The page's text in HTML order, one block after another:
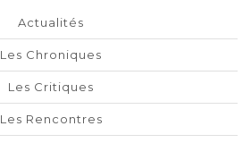
Actualités
Les Chroniques
Les Critiques
Les Rencontres